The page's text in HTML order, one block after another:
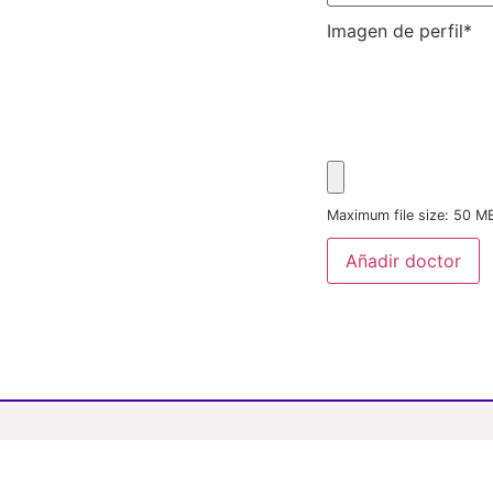
Imagen de perfil*
Maximum file size: 50
Añadir doctor